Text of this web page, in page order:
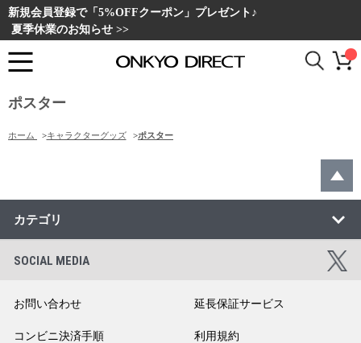
新規会員登録で「5%OFFクーポン」プレゼント♪
夏季休業のお知らせ >>
ポスター
ホーム >キャラクターグッズ >ポスター
カテゴリ
SOCIAL MEDIA
お問い合わせ 延長保証サービス
コンビニ決済手順 利用規約